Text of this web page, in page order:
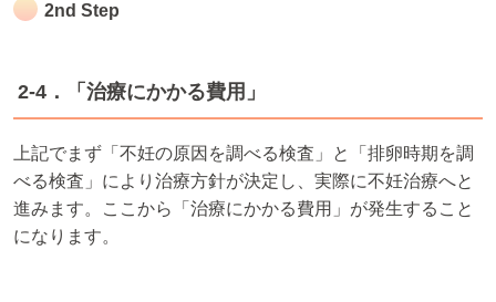
2nd Step
2-4．「治療にかかる費用」
上記でまず「不妊の原因を調べる検査」と「排卵時期を調
べる検査」により治療方針が決定し、実際に不妊治療へと
進みます。ここから「治療にかかる費用」が発生すること
になります。